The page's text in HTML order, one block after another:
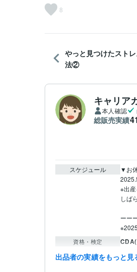
8
やっと見つけたスト
法②
キャリア
本人確認
総販売実績41
スケジュール
▼お
※出産
しば
ーー
資格・検定
メ
国家
出品者の実績をもっと見